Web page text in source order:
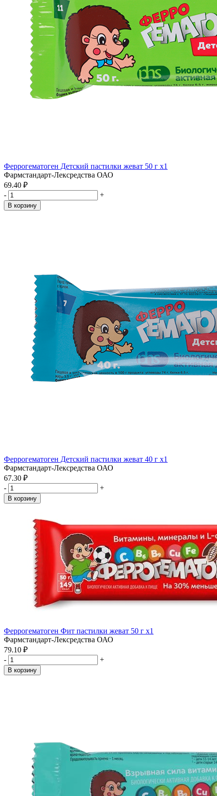
Феррогематоген Детский пастилки жеват 50 г x1
Фармстандарт-Лексредства ОАО
69.40 ₽
-
+
В корзину
Феррогематоген Детский пастилки жеват 40 г x1
Фармстандарт-Лексредства ОАО
67.30 ₽
-
+
В корзину
Феррогематоген Фит пастилки жеват 50 г x1
Фармстандарт-Лексредства ОАО
79.10 ₽
-
+
В корзину